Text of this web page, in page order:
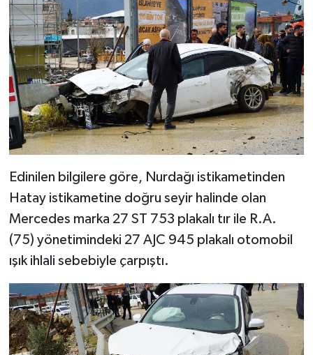
Edinilen bilgilere göre, Nurdağı istikametinden
Hatay istikametine doğru seyir halinde olan
Mercedes marka 27 ST 753 plakalı tır ile R.A.
(75) yönetimindeki 27 AJC 945 plakalı otomobil
ışık ihlali sebebiyle çarpıştı.
Teknoloji
Türkiye
Video Haber
Yaşam
Yemek